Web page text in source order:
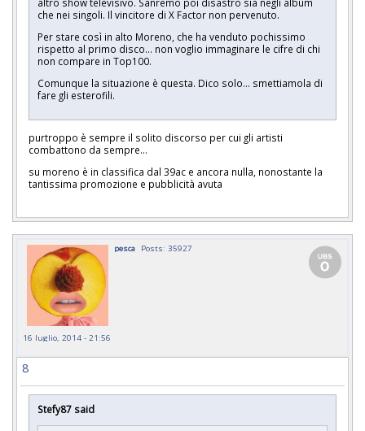
che nei singoli. Il vincitore di X Factor non pervenuto.
Per stare così in alto Moreno, che ha venduto pochissimo
rispetto al primo disco... non voglio immaginare le cifre di chi
non compare in Top100.
Comunque la situazione è questa. Dico solo... smettiamola di
fare gli esterofili.
purtroppo è sempre il solito discorso per cui gli artisti
combattono da sempre...
su moreno è in classifica dal 39ac e ancora nulla, nonostante la
tantissima promozione e pubblicità avuta
pesca Posts: 35927
16 luglio, 2014 - 21:56
8
Stefy87 said